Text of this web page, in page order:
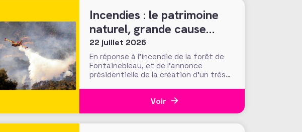
Incendies : le patrimoine
naturel, grande cause
nationale ?
22 juillet 2026
En réponse à l’incendie de la forêt de
Fontainebleau, et de l’annonce
présidentielle de la création d’un très
mobilisés en moins d’une semaine par la
Voir